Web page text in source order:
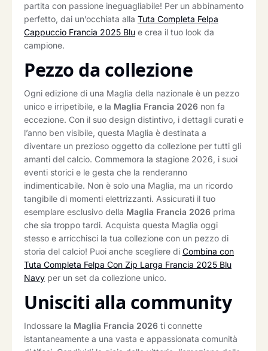
partita con passione ineguagliabile! Per un abbinamento
perfetto, dai un’occhiata alla Tuta Completa Felpa
Cappuccio Francia 2025 Blu e crea il tuo look da
campione.
Pezzo da collezione
Ogni edizione di una Maglia della nazionale è un pezzo
unico e irripetibile, e la Maglia Francia 2026 non fa
eccezione. Con il suo design distintivo, i dettagli curati e
l’anno ben visibile, questa Maglia è destinata a
diventare un prezioso oggetto da collezione per tutti gli
amanti del calcio. Commemora la stagione 2026, i suoi
eventi storici e le gesta che la renderanno
indimenticabile. Non è solo una Maglia, ma un ricordo
tangibile di momenti elettrizzanti. Assicurati il tuo
esemplare esclusivo della Maglia Francia 2026 prima
che sia troppo tardi. Acquista questa Maglia oggi
stesso e arricchisci la tua collezione con un pezzo di
storia del calcio! Puoi anche scegliere di Combina con
Tuta Completa Felpa Con Zip Larga Francia 2025 Blu
Navy per un set da collezione unico.
Unisciti alla community
Indossare la Maglia Francia 2026 ti connette
istantaneamente a una vasta e appassionata comunità